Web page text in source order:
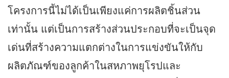
โครงการนี้ไม่ได้เป็นเพียงแค่การผลิตชิ้นส่วน
เท่านั้น แต่เป็นการสร้างส่วนประกอบที่จะเป็นจุด
เด่นที่สร้างความแตกต่างในการแข่งขันให้กับ
ผลิตภัณฑ์ของลูกค้าในสหภาพยุโรปและ